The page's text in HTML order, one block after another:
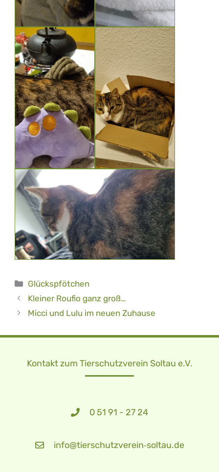
Kategorien
Glückspfötchen
Kleiner Roufio ganz groß…
Micci und Lulu im neuen Zuhause
Kontakt zum Tierschutzverein Soltau e.V.
0 51 91 - 27 24
info@tierschutzverein‑soltau.de